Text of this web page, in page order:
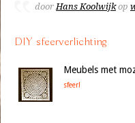
doorHans Koolwijkop
DIY sfeerverlichting
Meubels met
sfeer!